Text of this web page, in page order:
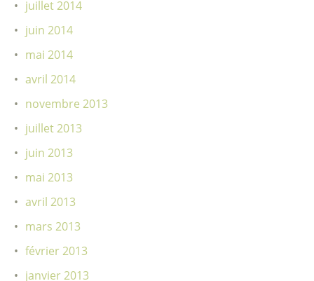
juillet 2014
juin 2014
mai 2014
avril 2014
novembre 2013
juillet 2013
juin 2013
mai 2013
avril 2013
mars 2013
février 2013
janvier 2013